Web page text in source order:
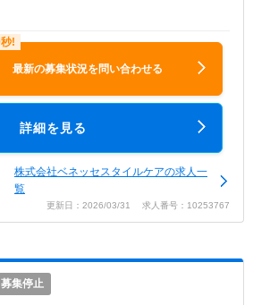
最新の募集状況を問い合わせる
詳細を見る
株式会社ベネッセスタイルケアの求人一
覧
更新日：2026/03/31 求人番号：10253767
募集停止